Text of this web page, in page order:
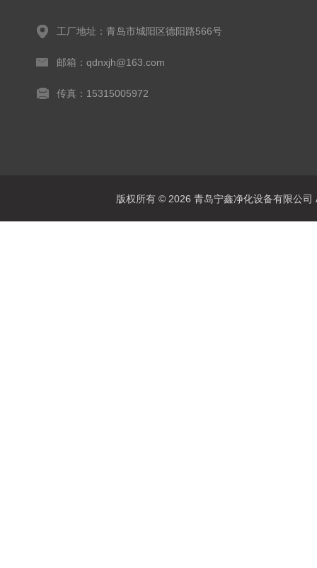
工厂地址：青岛市城阳区德阳路566号
邮箱：qdnxjh@163.com
传真：15315005972
版权所有 © 2026 青岛宁鑫净化设备有限